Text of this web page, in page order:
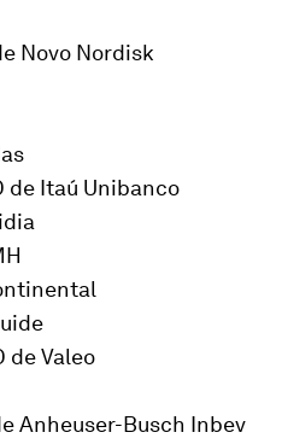
Novo Nordisk
de Itaú Unibanco
de Valeo
Anheuser-Busch Inbev